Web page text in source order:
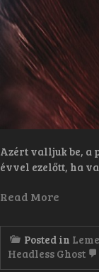
Azért valljuk be, a
évvel ezelőtt, ha
Read More
Posted in
Headless Ghost